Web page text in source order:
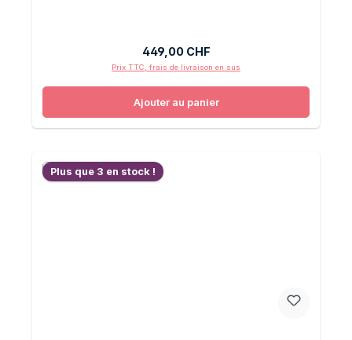
Prix régulier :
449,00 CHF
Prix TTC, frais de livraison en sus
Ajouter au panier
Plus que 3 en stock !